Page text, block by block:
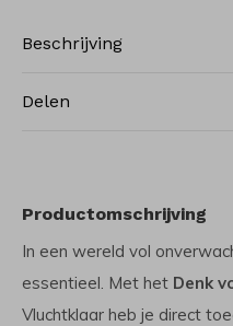
Beschrijving
Delen
Productomschrijving
In een wereld vol
essentieel. Met het Denk
Vluchtklaar heb je direct